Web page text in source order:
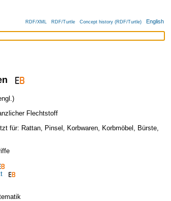
RDF/XML RDF/Turtle Concept history (RDF/Turtle) English
Flechtstoff
für: Rattan, Pinsel Korbwaren, Korbmöbel Bürste,